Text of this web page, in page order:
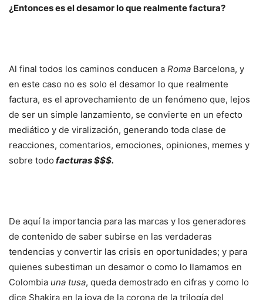
¿Entonces es el desamor lo que realmente factura?
Al final todos los caminos conducen a Roma Barcelona, y
en este caso no es solo el desamor lo que realmente
factura, es el aprovechamiento de un fenómeno que, lejos
de ser un simple lanzamiento, se convierte en un efecto
mediático y de viralización, generando toda clase de
reacciones, comentarios, emociones, opiniones, memes y
sobre todo facturas $$$.
De aquí la importancia para las marcas y los generadores
de contenido de saber subirse en las verdaderas
tendencias y convertir las crisis en oportunidades; y para
quienes subestiman un desamor o como lo llamamos en
Colombia una tusa, queda demostrado en cifras y como lo
dice Shakira en la joya de la corona de la trilogía del